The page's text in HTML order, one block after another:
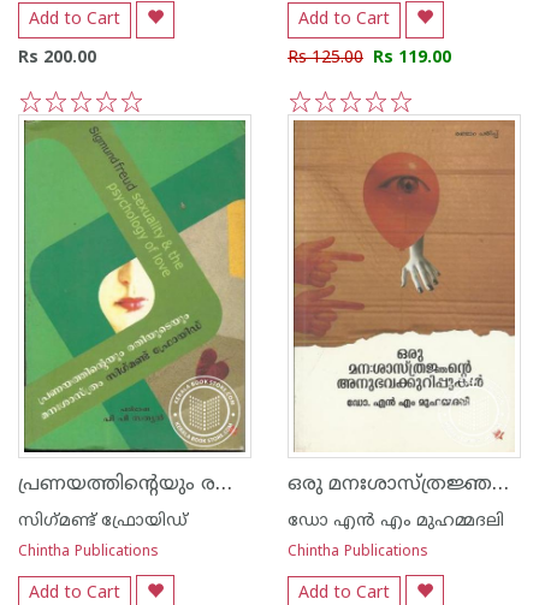
Add to Cart
Rs 200.00
5
4
3
2
1
Add to Cart
Rs 125.00 Rs 119.00
5
4
3
2
1
പ്രണയത്തിന്റെയും രതിയുടെയും മനഃശ്ശാസ്ത്രം
സിഗ്‌മണ്ട് ഫ്രോയിഡ്
Chintha Publications
Add to Cart
ഒരു മനഃശാസ്ത്രജ്ഞന്റെ അനുഭവക്കുറിപ്പുകള്‍
ഡോ എ‌ന്‍ എം മുഹമ്മദലി
Chintha Publications
Add to Cart